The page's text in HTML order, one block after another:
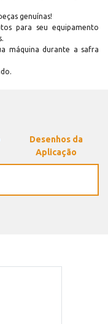
genuínas!
para seu equipamento
máquina durante a safra
Desenhos da
Aplicação